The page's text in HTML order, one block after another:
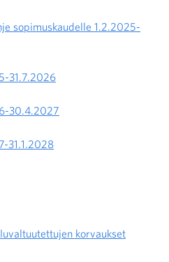
sopimuskaudelle 1.2.2025-
31.7.2026
30.4.2027
31.1.2028
korvaukset